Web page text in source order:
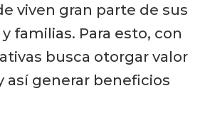
viven gran parte de sus
familias. Para esto, con
busca otorgar valor
así generar beneficios